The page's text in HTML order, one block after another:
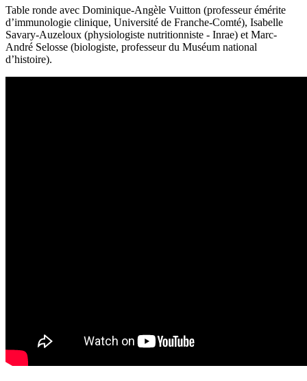
Table ronde avec Dominique-Angèle Vuitton (professeur émérite
d’immunologie clinique, Université de Franche-Comté), Isabelle
Savary-Auzeloux (physiologiste nutritionniste - Inrae) et Marc-
André Selosse (biologiste, professeur du Muséum national
d’histoire).